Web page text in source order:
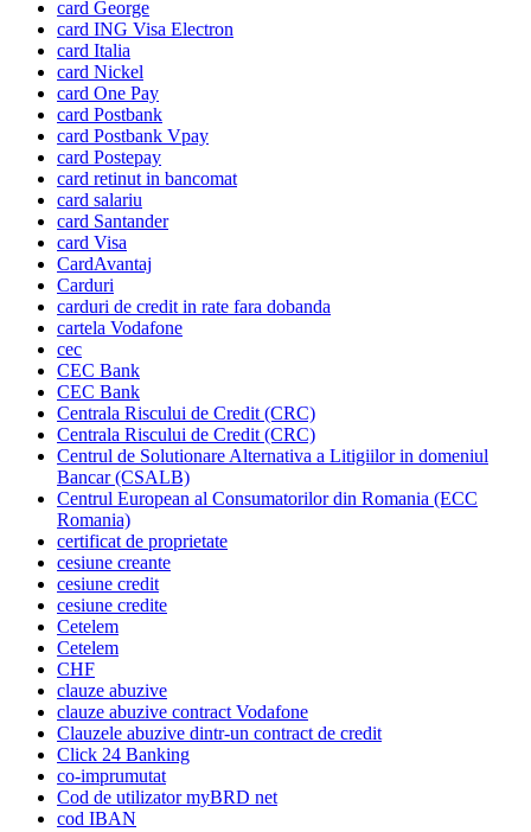
card George
card ING Visa Electron
card Italia
card Nickel
card One Pay
card Postbank
card Postbank Vpay
card Postepay
card retinut in bancomat
card salariu
card Santander
card Visa
CardAvantaj
Carduri
carduri de credit in rate fara dobanda
cartela Vodafone
cec
CEC Bank
CEC Bank
Centrala Riscului de Credit (CRC)
Centrala Riscului de Credit (CRC)
Centrul de Solutionare Alternativa a Litigiilor in domeniul
Bancar (CSALB)
Centrul European al Consumatorilor din Romania (ECC
Romania)
certificat de proprietate
cesiune creante
cesiune credit
cesiune credite
Cetelem
Cetelem
CHF
clauze abuzive
clauze abuzive contract Vodafone
Clauzele abuzive dintr-un contract de credit
Click 24 Banking
co-imprumutat
Cod de utilizator myBRD net
cod IBAN